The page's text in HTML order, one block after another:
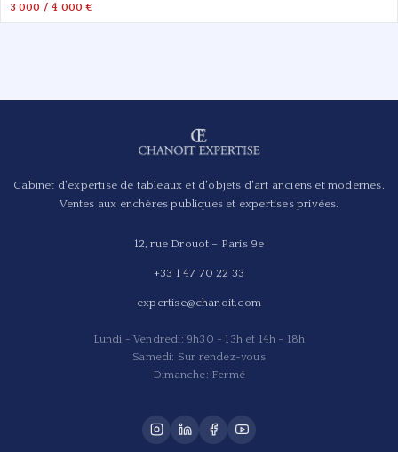
3 000 / 4 000 €
Cabinet d'expertise de tableaux et d'objets d'art anciens et modernes.
Ventes aux enchères publiques et expertises privées.
12, rue Drouot – Paris 9e
+33 1 47 70 22 33
expertise@chanoit.com
Lundi - Vendredi: 9h30 - 13h et 14h - 18h
Samedi: Sur rendez-vous
Dimanche: Fermé